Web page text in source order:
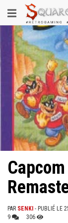
au
contenu
principal
Toggle
navigation
PAR SENKI - PUBLIÉ LE
9
306